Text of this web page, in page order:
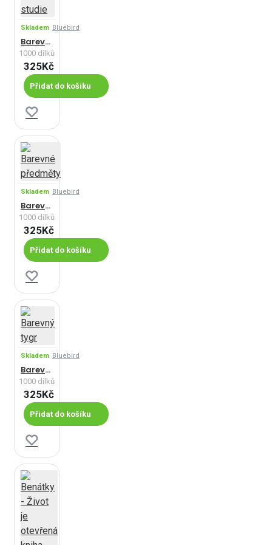
Skladem Bluebird
Barevná studie
1000 dílků
325Kč
Přidat do košíku
Skladem Bluebird
Barevné předměty
1000 dílků
325Kč
Přidat do košíku
Skladem Bluebird
Barevný tygr
1000 dílků
325Kč
Přidat do košíku